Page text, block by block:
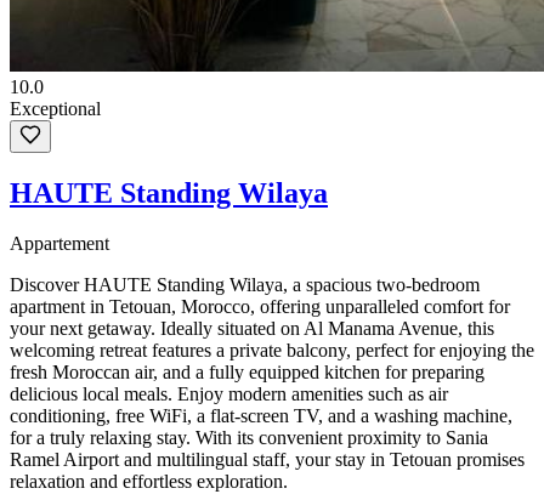
10.0
Exceptional
HAUTE Standing Wilaya
Appartement
Discover HAUTE Standing Wilaya, a spacious two-bedroom
apartment in Tetouan, Morocco, offering unparalleled comfort for
your next getaway. Ideally situated on Al Manama Avenue, this
welcoming retreat features a private balcony, perfect for enjoying the
fresh Moroccan air, and a fully equipped kitchen for preparing
delicious local meals. Enjoy modern amenities such as air
conditioning, free WiFi, a flat-screen TV, and a washing machine,
for a truly relaxing stay. With its convenient proximity to Sania
Ramel Airport and multilingual staff, your stay in Tetouan promises
relaxation and effortless exploration.